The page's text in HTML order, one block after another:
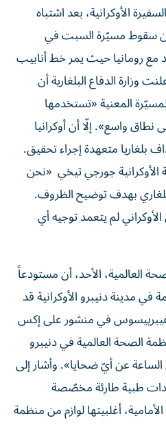
الأوكرانية، بعد اشتباه
سقوط مسيّرة السبت في
مع رومانيا حيث يمر خط أنابيب
وزارة الدفاع البلغارية أن
المعنية «تستخدمها
نطاق واسع». إلّا أن أوكرانيا
بلغاريا متعهدة إجراء تحقيق.
جورجي تيخي «نحن
بهدف توضيح الظروف.
لم يتعمد توجيه أي
العالمية، الأحد، أن مستودعاً
في مدينة دنيبرو الأوكرانية قد
في منشور على إكس
الصحة العالمية في دنيبرو
الساعة عن أيّ ضحايا». وأشار إلى
طبية طارئة مخصّصة
أغلبيتها لوازم من منظمة